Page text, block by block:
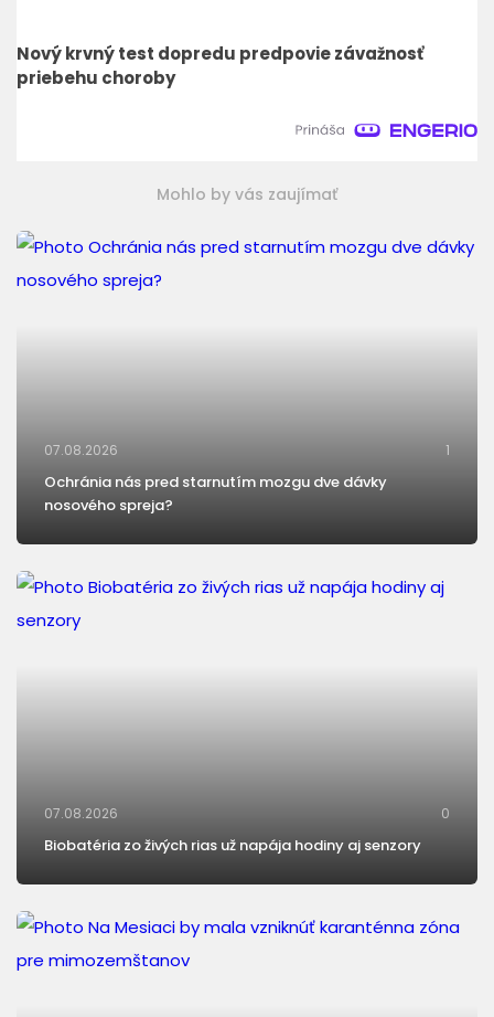
Nový krvný test dopredu predpovie závažnosť
priebehu choroby
Mohlo by vás zaujímať
07.08.2026 1
Ochránia nás pred starnutím mozgu dve dávky
nosového spreja?
07.08.2026 0
Biobatéria zo živých rias už napája hodiny aj senzory